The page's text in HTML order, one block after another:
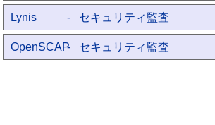
Lynis - セキュリティ監査
OpenSCAP- セキュリティ監査